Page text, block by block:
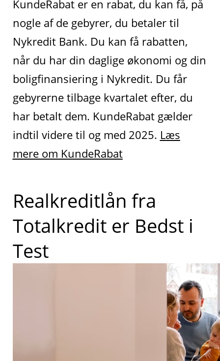
KundeRabat er en rabat, du kan få, på
nogle af de gebyrer, du betaler til
Nykredit Bank. Du kan få rabatten,
når du har din daglige økonomi og din
boligfinansiering i Nykredit. Du får
gebyrerne tilbage kvartalet efter, du
har betalt dem. KundeRabat gælder
indtil videre til og med 2025. Læs
mere om KundeRabat
Realkreditlån fra
Totalkredit er Bedst i
Test